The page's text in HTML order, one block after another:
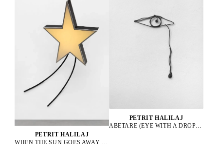
PETRIT HALILAJ
PETRIT HALILAJ
ABETARE (EYE WITH A DROP), 2025